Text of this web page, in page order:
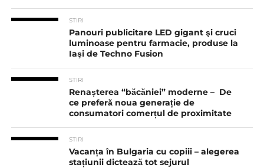
STIRI
Panouri publicitare LED gigant şi cruci
luminoase pentru farmacie, produse la
Iaşi de Techno Fusion
STIRI
Renașterea “băcăniei” moderne – De
ce preferă noua generație de
consumatori comerțul de proximitate
STIRI
Vacanța în Bulgaria cu copiii – alegerea
stațiunii dictează tot sejurul